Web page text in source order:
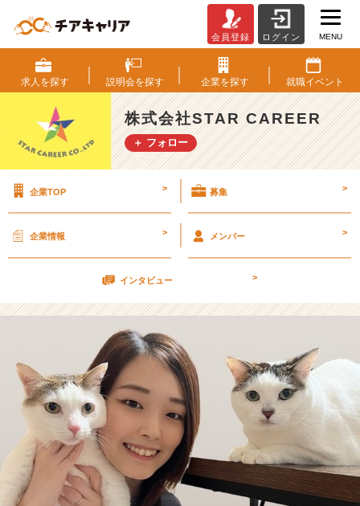
ッ
ト
コ
ン
テ
ス
【株
社
S
A
R
C
A
E
E
R
の
イ
ム
会員登録 ログイン MENU
求人を探す 説明会を探す 企業を探す 就職イベント
株式会社STAR CAREER
＋ フォロー
企業TOP > 募集 >
企業情報 > メンバー >
インタビュー >